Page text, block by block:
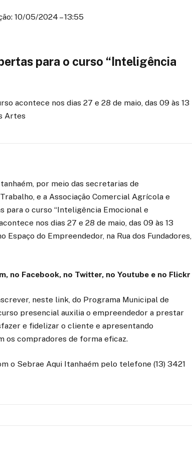
10/05/2024 – 13:55
para o curso “Inteligência
acontece nos dias 27 e 28 de maio, das 09 às 13
Artes
por meio das secretarias de
e a Associação Comercial Agrícola e
para o curso “Inteligência Emocional e
nos dias 27 e 28 de maio, das 09 às 13
Espaço do Empreendedor, na Rua dos Fundadores,
, no Facebook, no Twitter, noYoutube e no Flickr
neste link, do Programa Municipal de
presencial auxilia o empreendedor a prestar
e fidelizar o cliente e apresentando
os compradores de forma eficaz.
o Sebrae Aqui Itanhaém pelo telefone (13) 3421